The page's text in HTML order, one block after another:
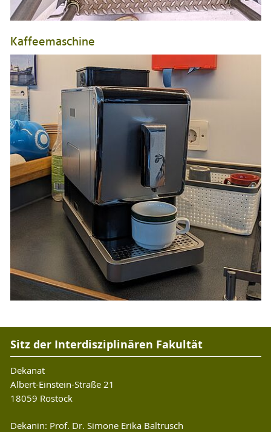
Kaffeemaschine
Sitz der Interdisziplinären Fakultät
Dekanat
Albert-Einstein-Straße 21
18059 Rostock
Dekanin: Prof. Dr. Simone Erika Baltrusch